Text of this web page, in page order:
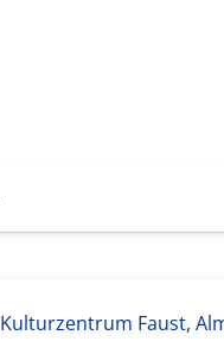
Kulturzentrum Faust,